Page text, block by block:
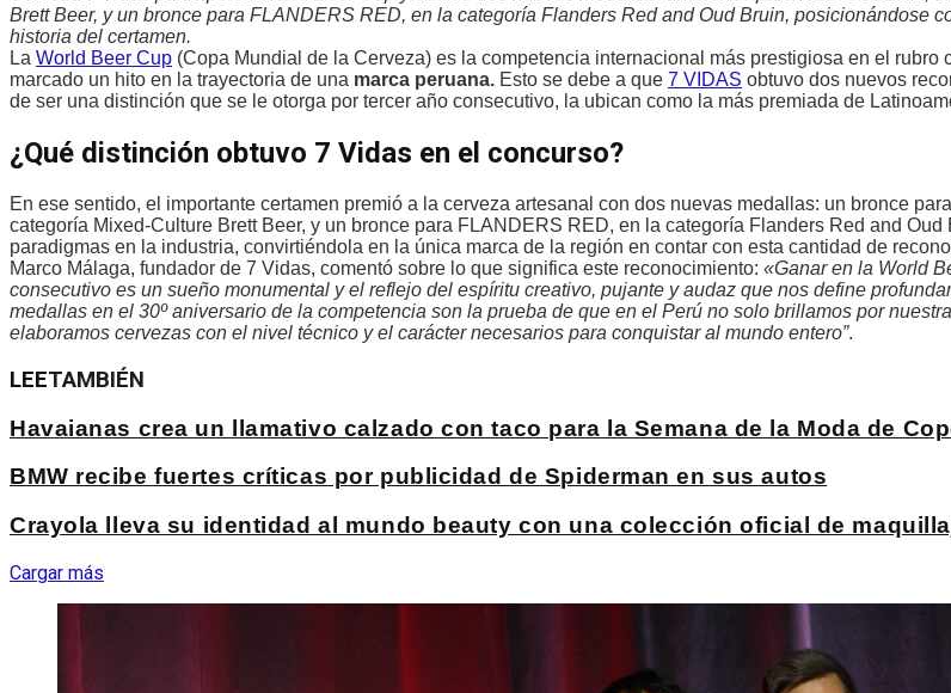
Brett Beer, y un bronce para FLANDERS RED, en la categoría Flanders Red and Oud Bruin, posicionándose
historia del certamen.
La World Beer Cup (Copa Mundial de la Cerveza) es la competencia internacional más prestigiosa en el rubro
marcado un hito en la trayectoria de una marca peruana. Esto se debe a que 7 VIDAS obtuvo dos nuevos
de ser una distinción que se le otorga por tercer año consecutivo, la ubican como la más premiada de
¿Qué distinción obtuvo 7 Vidas en el concurso?
En ese sentido, el importante certamen premió a la cerveza artesanal con dos nuevas medallas: un bronce
categoría Mixed-Culture Brett Beer, y un bronce para FLANDERS RED, en la categoría Flanders Red and Oud
paradigmas en la industria, convirtiéndola en la única marca de la región en contar con esta cantidad de
Marco Málaga, fundador de 7 Vidas, comentó sobre lo que significa este reconocimiento: «Ganar en la World
consecutivo es un sueño monumental y el reflejo del espíritu creativo, pujante y audaz que nos define
medallas en el 30º aniversario de la competencia son la prueba de que en el Perú no solo brillamos por
elaboramos cervezas con el nivel técnico y el carácter necesarios para conquistar al mundo entero”.
LEETAMBIÉN
Havaianas crea un llamativo calzado con taco para la Semana de la Moda de
BMW recibe fuertes críticas por publicidad de Spiderman en sus autos
Crayola lleva su identidad al mundo beauty con una colección oficial de
Cargar más